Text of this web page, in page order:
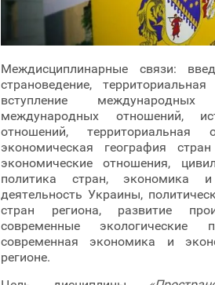
Междисциплинарные связи:
страноведение,
вступление
международных отношений,
отношений, территориальная
экономическая география
экономические отношения,
политика стран, экономика и
деятельность Украины,
стран региона, развитие
современные
современная экономика и
регионе.